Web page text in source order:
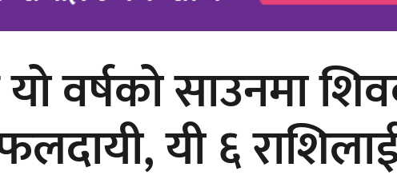
अर्जुन चन्द्रको ‘संवेदनाका प्रतिध्वनि’
मुक्तकसङ्ग्रह लोकार्पण
वर्षको साउनमा
यी ६